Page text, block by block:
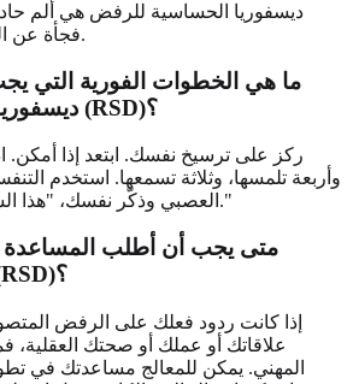
ديسفوريا الحساسية للرفض هي ألم
فجأة عن الرفض أو النقد المتصور.
ما هي الخطوات الفورية التي
ديسفوريا الحساسية للرفض (RSD)؟
ركز على ترسيخ نفسك. ابتعد إذا أمكن.
وأربعة تلمسها، وثلاثة تسمعها. استخدم
العصبي وذكّر نفسك، "هذا الشعور شديد، لكنه سيمر."
متى يجب أن أطلب المساعدة
الحساسية للرفض (RSD)؟
إذا كانت ردود فعلك على الرفض
علاقاتك أو عملك أو صحتك
المهني. يمكن للمعالج مساعدتك في